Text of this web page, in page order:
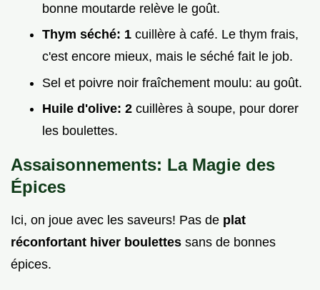
bonne moutarde relève le goût.
Thym séché: 1 cuillère à café. Le thym frais,
c'est encore mieux, mais le séché fait le job.
Sel et poivre noir fraîchement moulu: au goût.
Huile d'olive: 2 cuillères à soupe, pour dorer
les boulettes.
Assaisonnements: La Magie des
Épices
Ici, on joue avec les saveurs! Pas de plat
réconfortant hiver boulettes sans de bonnes
épices.